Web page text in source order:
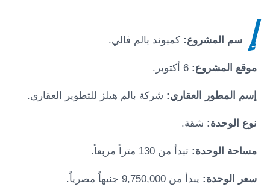
إ سم المشروع:كمبوند بالم فالي.
موقع المشروع:6 أكتوبر .
إسم المطور العقاري: شركة بالم هيلز للتطوير العقاري.
نوع الوحدة: شقة.
مساحة الوحدة:تبدأ من 130 متراً مربعاً.
سعر الوحدة: يبدأ من 9,750,000 جنيهاً مصرياً.